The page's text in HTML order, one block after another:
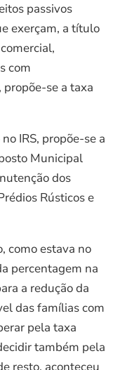
passivos
exerçam, a título
com
se a taxa
IRS, propõe-se a
Municipal
dos
Rústicos e
como estava no
percentagem na
a redução da
das famílias com
pela taxa
também pela